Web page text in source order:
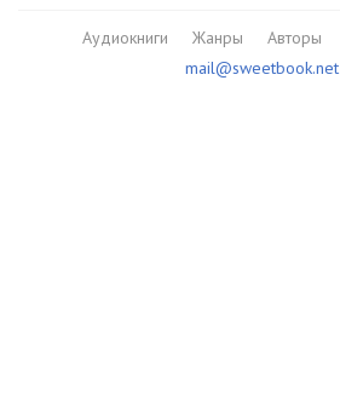
Аудиокниги Жанры Авторы
mail@sweetbook.net